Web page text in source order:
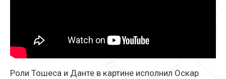
Роли Тошеса и Данте в картине исполнил Оскар